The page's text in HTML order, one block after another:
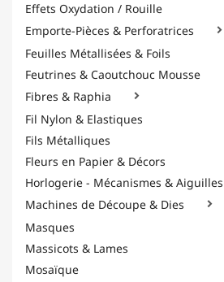
Effets Oxydation / Rouille
Emporte-Pièces & Perforatrices

Feuilles Métallisées & Foils
Feutrines & Caoutchouc Mousse
Fibres & Raphia

Fil Nylon & Elastiques
Fils Métalliques
Fleurs en Papier & Décors
Horlogerie - Mécanismes & Aiguilles
Machines de Découpe & Dies

Masques
Massicots & Lames
Mosaïque